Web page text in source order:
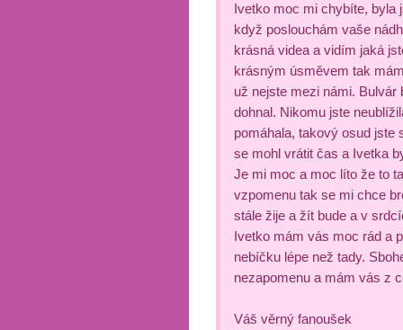
Ivetko moc mi chybíte, byla
když poslouchám vaše
krásná videa a vidím jaká
krásným úsměvem tak
už nejste mezi námi.
dohnal. Nikomu jste
pomáhala, takový osud jste
se mohl vrátit čas a Ivetka
Je mi moc a moc líto že to
vzpomenu tak se mi chce
stále žije a žít bude a v
Ivetko mám vás moc rád a
nebíčku lépe než tady.
nezapomenu a mám vás z
Váš věrný fanoušek